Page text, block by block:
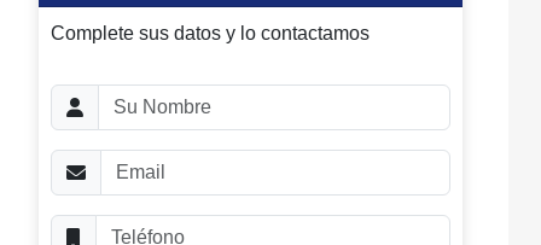
Complete sus datos y lo contactamos